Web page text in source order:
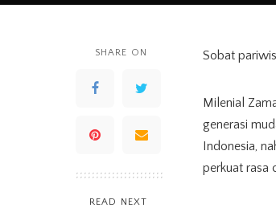
SHARE ON
READ NEXT
Sobat
Milenial
generasi
Indonesia,
perkuat rasa